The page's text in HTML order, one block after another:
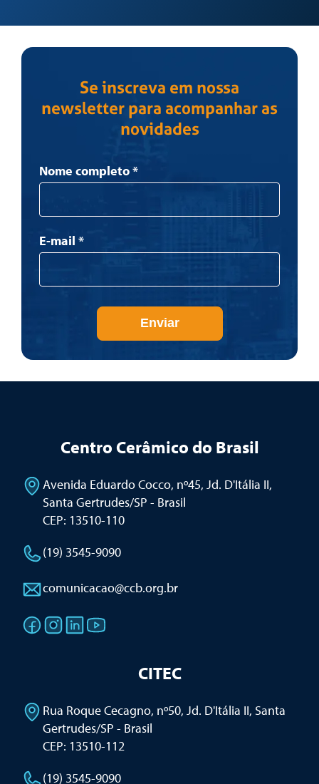
Se inscreva em nossa
newsletter para acompanhar as
novidades
Newsletter
Nome completo*
E-mail *
Enviar
Centro Cerâmico do Brasil
Avenida Eduardo Cocco, nº45, Jd. D'Itália II,
Santa Gertrudes/SP - Brasil
CEP: 13510-110
(19) 3545-9090
comunicacao@ccb.org.br
CITEC
Rua Roque Cecagno, nº50, Jd. D'Itália II, Santa
Gertrudes/SP - Brasil
CEP: 13510-112
(19) 3545-9090